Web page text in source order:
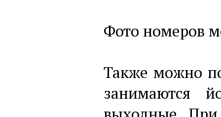
Фото номеров
Также можно
занимаются